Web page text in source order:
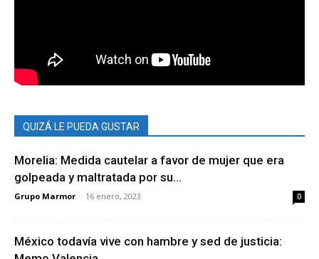
QUIZÁ LE PUEDA GUSTAR
Morelia: Medida cautelar a favor de mujer que era
golpeada y maltratada por su...
Grupo Marmor - 16 enero, 2023 0
México todavía vive con hambre y sed de justicia: